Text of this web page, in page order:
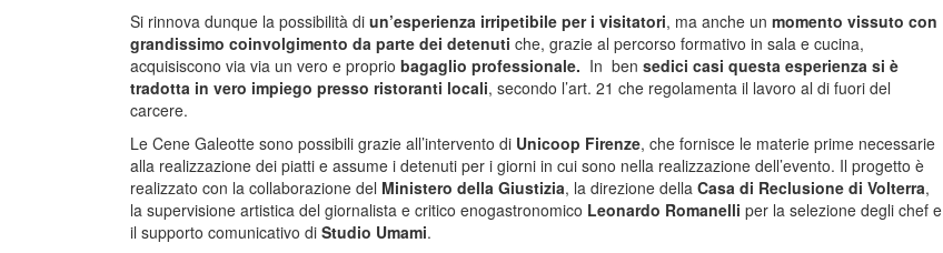
Si rinnova dunque la possibilità di un’esperienza irripetibile per i visitatori, ma anche un momento vissuto con
grandissimo coinvolgimento da parte dei detenuti che, grazie al percorso formativo in sala e cucina,
acquisiscono via via un vero e proprio bagaglio professionale. In ben sedici casi questa esperienza si è
tradotta in vero impiego presso ristoranti locali, secondo l’art. 21 che regolamenta il lavoro al di fuori del
carcere.
Le Cene Galeotte sono possibili grazie all’intervento di Unicoop Firenze, che fornisce le materie prime necessarie
alla realizzazione dei piatti e assume i detenuti per i giorni in cui sono nella realizzazione dell’evento. Il progetto è
realizzato con la collaborazione del Ministero della Giustizia, la direzione della Casa di Reclusione di Volterra,
la supervisione artistica del giornalista e critico enogastronomico Leonardo Romanelli per la selezione degli chef e
il supporto comunicativo di Studio Umami.